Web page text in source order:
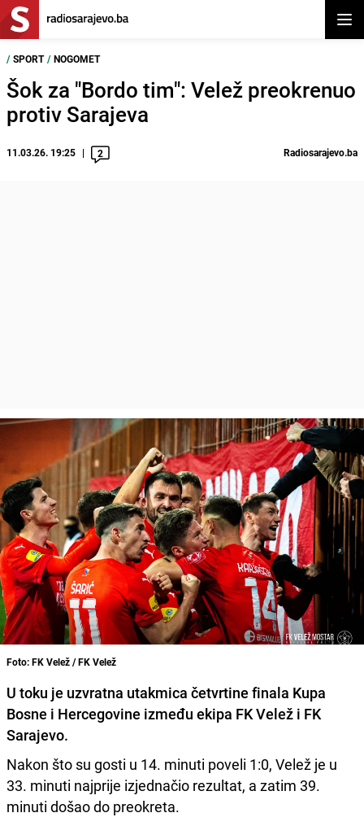
/ SPORT / NOGOMET
Šok za "Bordo tim": Velež preokrenuo
protiv Sarajeva
11.03.26. 19:25 2 Radiosarajevo.ba
Foto: FK Velež / FK Velež
U toku je uzvratna utakmica četvrtine finala Kupa
Bosne i Hercegovine između ekipa FK Velež i FK
Sarajevo.
Nakon što su gosti u 14. minuti poveli 1:0, Velež je u
33. minuti najprije izjednačio rezultat, a zatim 39.
minuti došao do preokreta.